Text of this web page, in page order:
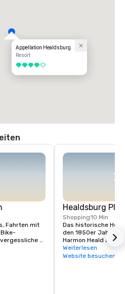
Appellation Healdsburg
Resort
4 von 5
Fahrten mit
Healdsburg
Shopping10 Min
Das historische
den 1850er Jahren
Harmon Heald aus
wurde, ist ein
Besucher. Hier
Weiterlesen
Website besuchen